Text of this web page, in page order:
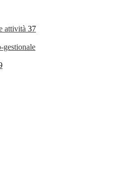
attività 37
gestionale